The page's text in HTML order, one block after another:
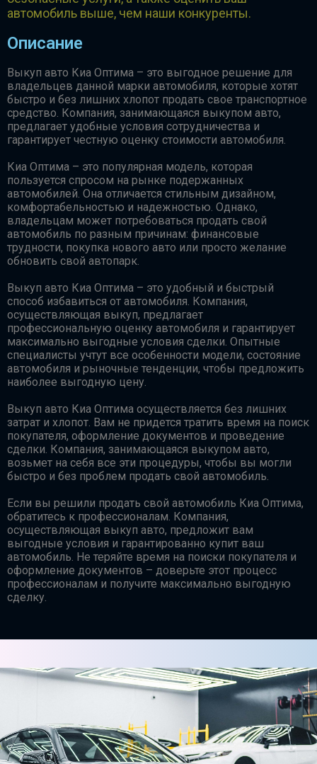
автомобиль выше, чем наши конкуренты.
Описание
Выкуп авто Киа Оптима – это выгодное решение для
владельцев данной марки автомобиля, которые хотят
быстро и без лишних хлопот продать свое транспортное
средство. Компания, занимающаяся выкупом авто,
предлагает удобные условия сотрудничества и
гарантирует честную оценку стоимости автомобиля.
Киа Оптима – это популярная модель, которая
пользуется спросом на рынке подержанных
автомобилей. Она отличается стильным дизайном,
комфортабельностью и надежностью. Однако,
владельцам может потребоваться продать свой
автомобиль по разным причинам: финансовые
трудности, покупка нового авто или просто желание
обновить свой автопарк.
Выкуп авто Киа Оптима – это удобный и быстрый
способ избавиться от автомобиля. Компания,
осуществляющая выкуп, предлагает
профессиональную оценку автомобиля и гарантирует
максимально выгодные условия сделки. Опытные
специалисты учтут все особенности модели, состояние
автомобиля и рыночные тенденции, чтобы предложить
наиболее выгодную цену.
Выкуп авто Киа Оптима осуществляется без лишних
затрат и хлопот. Вам не придется тратить время на поиск
покупателя, оформление документов и проведение
сделки. Компания, занимающаяся выкупом авто,
возьмет на себя все эти процедуры, чтобы вы могли
быстро и без проблем продать свой автомобиль.
Если вы решили продать свой автомобиль Киа Оптима,
обратитесь к профессионалам. Компания,
осуществляющая выкуп авто, предложит вам
выгодные условия и гарантированно купит ваш
автомобиль. Не теряйте время на поиски покупателя и
оформление документов – доверьте этот процесс
профессионалам и получите максимально выгодную
сделку.